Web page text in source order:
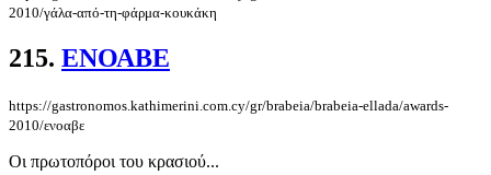
2010/γάλα-από-τη-φάρμα-κουκάκη
215. ΕΝΟΑΒΕ
https://gastronomos.kathimerini.com.cy/gr/brabeia/brabeia-ellada/awards-
2010/ενοαβε
Οι πρωτοπόροι του κρασιού...